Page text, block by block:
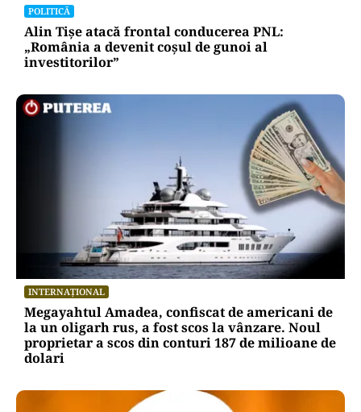
POLITICĂ
Alin Tișe atacă frontal conducerea PNL:
„România a devenit coșul de gunoi al
investitorilor”
INTERNAȚIONAL
Megayahtul Amadea, confiscat de americani de
la un oligarh rus, a fost scos la vânzare. Noul
proprietar a scos din conturi 187 de milioane de
dolari